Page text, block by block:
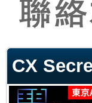
CX